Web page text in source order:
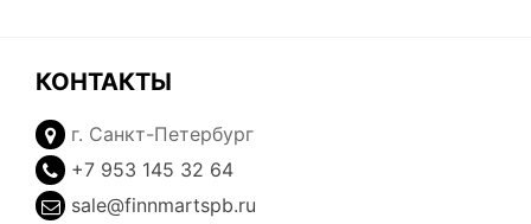
КОНТАКТЫ
г. Санкт-Петербург
+7 953 145 32 64
sale@finnmartspb.ru